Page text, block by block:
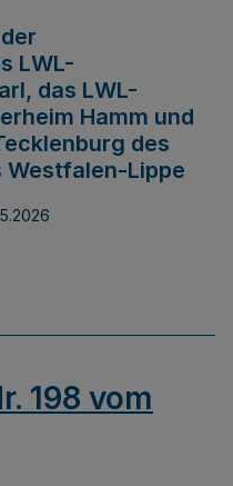
LWL-
das LWL-
Hamm und
des
Lippe
198 vom